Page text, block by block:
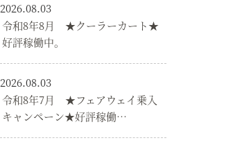
2026.08.03
令和8年8月 ★クーラーカート★
好評稼働中。
2026.08.03
令和8年7月 ★フェアウェイ乗入
キャンペーン★好評稼働…